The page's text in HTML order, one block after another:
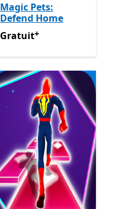
Magic Pets:
Defend Home
GratuitAvec des achats
Gratuit+